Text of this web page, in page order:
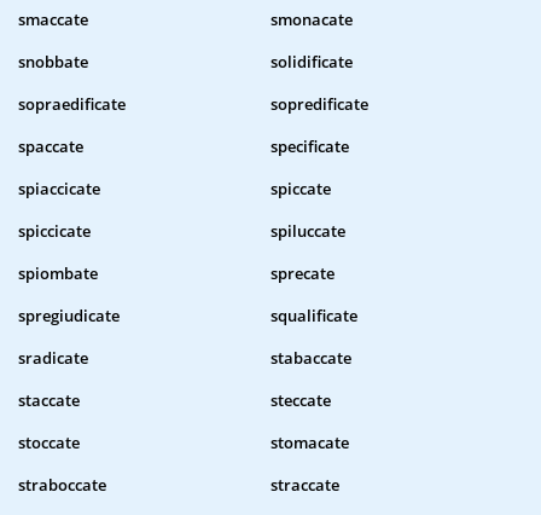
smaccate
smonacate
snobbate
solidificate
sopraedificate
sopredificate
spaccate
specificate
spiaccicate
spiccate
spiccicate
spiluccate
spiombate
sprecate
spregiudicate
squalificate
sradicate
stabaccate
staccate
steccate
stoccate
stomacate
straboccate
straccate